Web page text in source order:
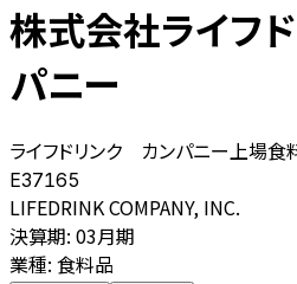
株式会社ライフ
パニー
ライフドリンク カンパニー 上場食
E37165
LIFEDRINK COMPANY, INC.
決算期: 03月期
業種: 食料品